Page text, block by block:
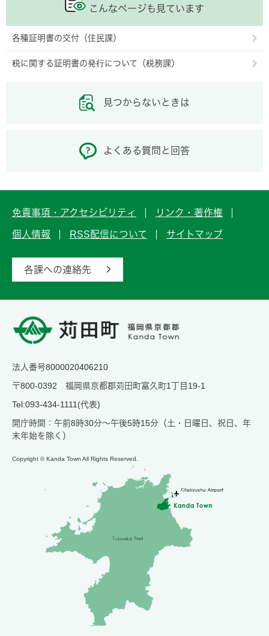
こんなページも見ています
各種証明書の交付（住民課）
税に関する証明書の発行について（税務課）
見つからないときは
よくある質問と回答
免責事項・アクセシビリティ リンク・著作権
個人情報 RSS配信について サイトマップ
各課への連絡先
法人番号8000020406210
〒800-0392 福岡県京都郡苅田町富久町1丁目19-1
Tel:093-434-1111(代表)
開庁時間：午前8時30分～午後5時15分（土・日曜日、祝日、年
末年始を除く）
Copyright © Kanda Town All Rights Reserved.